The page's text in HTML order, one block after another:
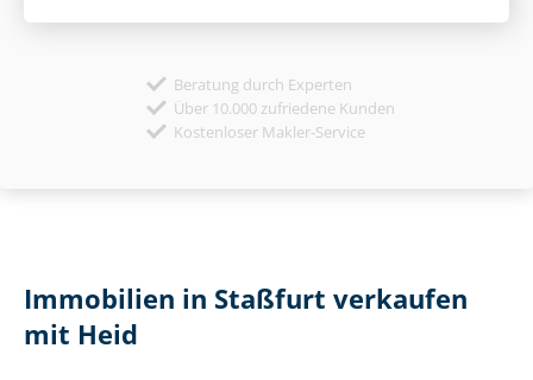
Beratung durch Experten
Über 10.000 zufriedene Kunden
Kostenloser Makler-Service
Immobilien in Staßfurt verkaufen
mit Heid